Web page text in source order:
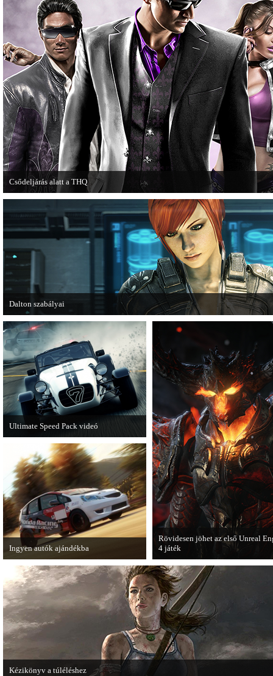
Csődeljárás alatt a THQ
Egy újabb videojáték-kiadó került csődeljárás alá, aki nem más, mint a THQ.
Dalton szabályai
Új videóval jelentkezik az Insomniac Games játéka, a Fuse.
Ultimate Speed Pack videó
Már elérhető a Need for Speed Most
Wanted első nagyobb kiegészítő
csomagja.
Rövidesen jöhet az első Unreal
4 játék
A Zombie Studios készölő játéka
Epic Games legújabb motorját, az
Unreal Engine 4-et fogja
Ingyen autók ajándékba
A Forza Horizon készítői ingyenesen
letölthető autókkal kedveskednek a
játékosok számára.
Kézikönyv a túléléshez